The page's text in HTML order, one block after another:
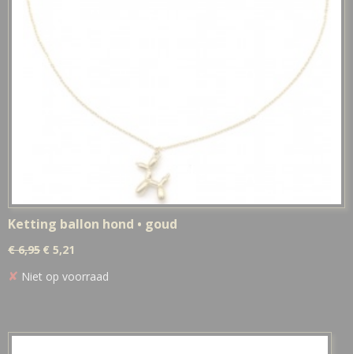
Ketting ballon hond • goud
€ 6,95 € 5,21
✘ Niet op voorraad